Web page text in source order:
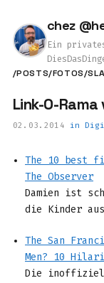
chez
Ein
/POSTS/FOTOS/
Link-O-
02.03.2014 in
The 10 best
The Observer
Damien ist
die Kinder aus
The San
Men? 10
Die